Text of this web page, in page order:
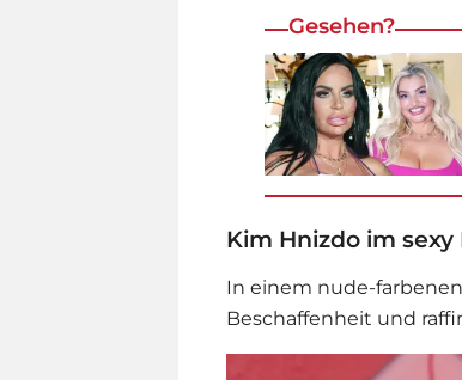
Gesehen?
Kim Hnizdo im sexy
In einem nude-
Beschaffenheit und